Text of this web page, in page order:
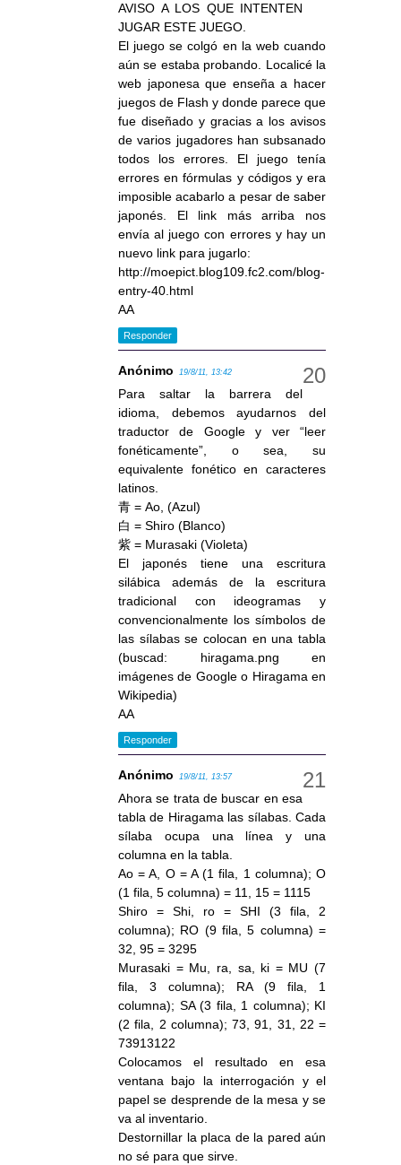
AVISO A LOS QUE INTENTEN
JUGAR ESTE JUEGO.
El juego se colgó en la web cuando
aún se estaba probando. Localicé la
web japonesa que enseña a hacer
juegos de Flash y donde parece que
fue diseñado y gracias a los avisos
de varios jugadores han subsanado
todos los errores. El juego tenía
errores en fórmulas y códigos y era
imposible acabarlo a pesar de saber
japonés. El link más arriba nos
envía al juego con errores y hay un
nuevo link para jugarlo:
http://moepict.blog109.fc2.com/blog-
entry-40.html
AA
Responder
Anónimo 19/8/11, 13:42
Para saltar la barrera del
idioma, debemos ayudarnos del
traductor de Google y ver “leer
fonéticamente”, o sea, su
equivalente fonético en caracteres
latinos.
青 = Ao, (Azul)
白 = Shiro (Blanco)
紫 = Murasaki (Violeta)
El japonés tiene una escritura
silábica además de la escritura
tradicional con ideogramas y
convencionalmente los símbolos de
las sílabas se colocan en una tabla
(buscad: hiragama.png en
imágenes de Google o Hiragama en
Wikipedia)
AA
Responder
Anónimo 19/8/11, 13:57
Ahora se trata de buscar en esa
tabla de Hiragama las sílabas. Cada
sílaba ocupa una línea y una
columna en la tabla.
Ao = A, O = A (1 fila, 1 columna); O
(1 fila, 5 columna) = 11, 15 = 1115
Shiro = Shi, ro = SHI (3 fila, 2
columna); RO (9 fila, 5 columna) =
32, 95 = 3295
Murasaki = Mu, ra, sa, ki = MU (7
fila, 3 columna); RA (9 fila, 1
columna); SA (3 fila, 1 columna); KI
(2 fila, 2 columna); 73, 91, 31, 22 =
73913122
Colocamos el resultado en esa
ventana bajo la interrogación y el
papel se desprende de la mesa y se
va al inventario.
Destornillar la placa de la pared aún
no sé para que sirve.